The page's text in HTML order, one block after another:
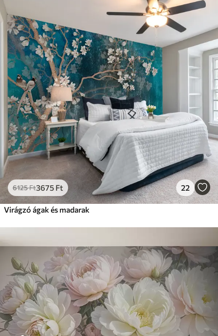
6125Ft3675 Ft 22
Virágzó ágak és madarak